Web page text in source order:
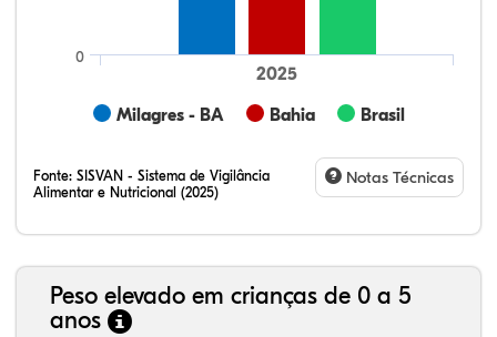
Milagres - BA Bahia Brasil
2025
0
Fonte: SISVAN - Sistema de Vigilância
Alimentar e Nutricional (2025)
Notas Técnicas
Peso elevado em crianças de 0 a 5
anos